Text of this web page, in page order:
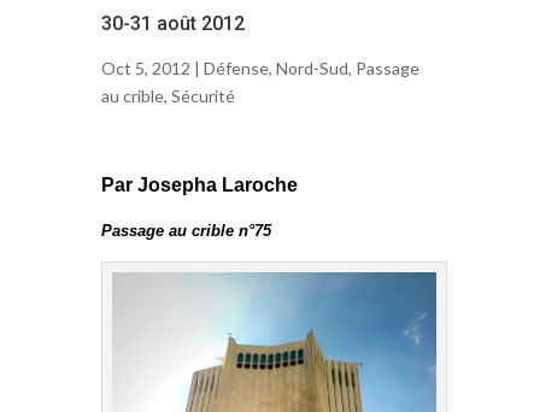
30-31 août 2012
Oct 5, 2012 | Défense, Nord-Sud, Passage
au crible, Sécurité
Par Josepha Laroche
Passage au crible n°75